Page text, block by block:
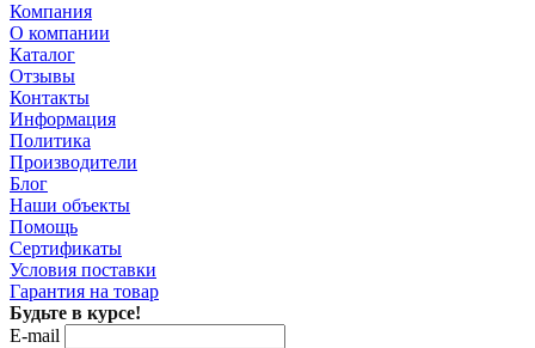
Компания
О компании
Каталог
Отзывы
Контакты
Информация
Политика
Производители
Блог
Наши объекты
Помощь
Сертификаты
Условия поставки
Гарантия на товар
Будьте в курсе!
E-mail